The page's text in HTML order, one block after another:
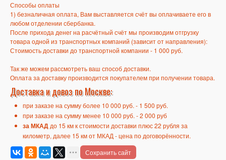
Способы оплаты
1) безналичная оплата, Вам выставляется счёт вы оплачиваете его в
любом отделении сбербанка.
После прихода денег на расчётный счёт мы производим отгрузку
товара одной из транспортных компаний (зависит от направления):
Стоимость доставки до транспортной компании - 1 000 руб.
Так же можем рассмотреть ваш способ доставки.
Оплата за доставку производится покупателем при получении товара.
Доставка и довоз по Москве:
при заказе на сумму более 10 000 руб. - 1 500 руб.
при заказе на сумму менее 10 000 руб. -2 000 руб
за МКАД до 15 км к стоимости доставки плюс 22 рубля за
километр, далее 15 км от МКАД - цена по договорённости.
Сохранить сайт